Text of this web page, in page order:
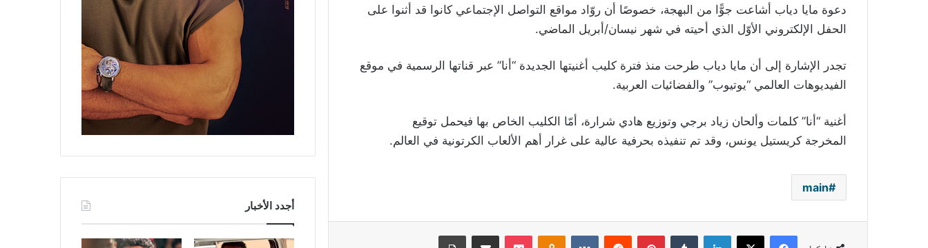
دعوة مايا دياب أشاعت جوًّا من البهجة، خصوصًا أن روّاد مواقع التواصل الإجتماعي كانوا قد أثنوا على
الحفل الإلكتروني الأوّل الذي أحيته في شهر نيسان/أبريل الماضي.
تجدر الإشارة إلى أن مايا دياب طرحت منذ فترة كليب أغنيتها الجديدة “أنا” عبر قناتها الرسمية في موقع
الفيديوهات العالمي “يوتيوب” والفضائيات العربية.
أغنية “أنا” كلمات وألحان زياد برجي وتوزيع هادي شرارة، أمّا الكليب الخاص بها فيحمل توقيع
المخرجة كريستيل يونس، وقد تم تنفيذه بحرفية عالية على غرار أهم الألعاب الكرتونية في العالم.
main
فيسبوك ‫X لينكدإن بينتيريست Odnoklassniki
‫Pocket مشاركة عبر البريد طباعة
أجدد الأخبار